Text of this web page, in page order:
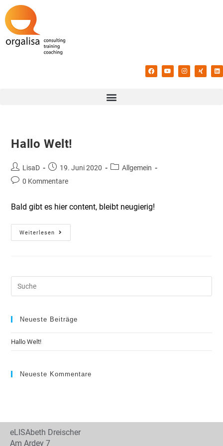
Hallo Welt!
LisaD 19. Juni 2020
Allgemein
0 Kommentare
Bald gibt es hier content, bleibt neugierig!
Weiterlesen
Neueste Beiträge
Hallo Welt!
Neueste Kommentare
eLISAbeth Dreischer
Am Ardey 7